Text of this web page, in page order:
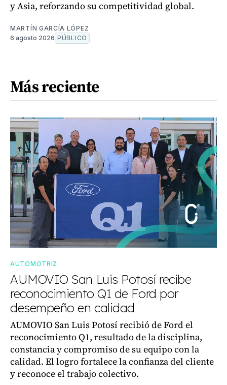
y Asia, reforzando su competitividad global.
MARTÍN GARCÍA LÓPEZ
6 agosto 2026 PÚBLICO
Más reciente
AUTOMOTRIZ
AUMOVIO San Luis Potosí recibe
reconocimiento Q1 de Ford por
desempeño en calidad
AUMOVIO San Luis Potosí recibió de Ford el
reconocimiento Q1, resultado de la disciplina,
constancia y compromiso de su equipo con la
calidad. El logro fortalece la confianza del cliente
y reconoce el trabajo colectivo.